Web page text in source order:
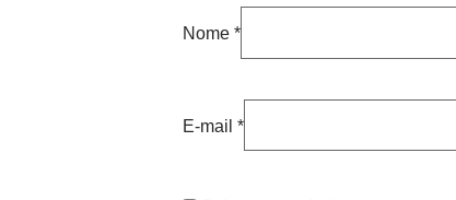
Nome *
E-mail *